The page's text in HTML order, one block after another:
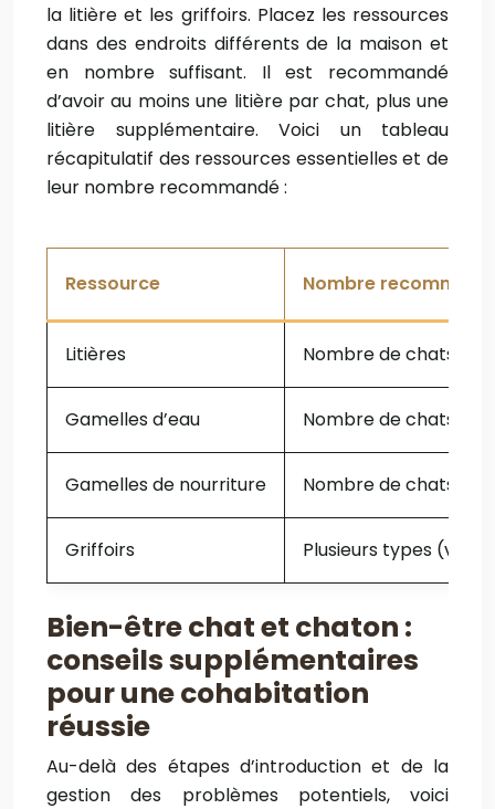
la litière et les griffoirs. Placez les ressources
dans des endroits différents de la maison et
en nombre suffisant. Il est recommandé
d’avoir au moins une litière par chat, plus une
litière supplémentaire. Voici un tableau
récapitulatif des ressources essentielles et de
leur nombre recommandé :
Ressource Nombre
Litières Nombre de chats + 1
Gamelles d’eau Nombre de chats + 1
Gamelles de nourriture Nombre de chats + 1
Griffoirs Plusieurs types
Bien-être chat et chaton :
conseils supplémentaires
pour une cohabitation
réussie
Au-delà des étapes d’introduction et de la
gestion des problèmes potentiels, voici